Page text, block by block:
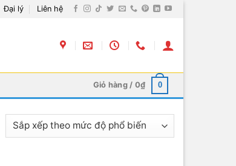
Đại lý Liên hệ
Giỏ hàng / 0₫ 0